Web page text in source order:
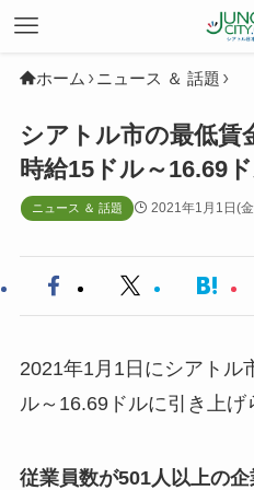
ホーム ニュース ＆ 話題
シアトル市の最低
時給15ドル～16.69
ニュース ＆ 話題 2021年1月1日(
2021年1月1日にシアトル
ル～16.69ドルに引き上げ
従業員数が501人以上の企